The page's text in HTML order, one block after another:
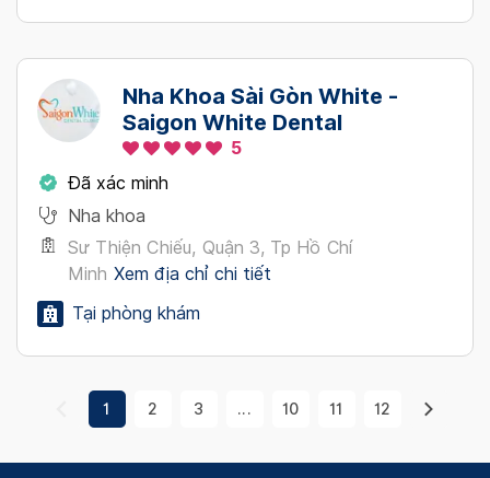
Nha Khoa Sài Gòn White -
Saigon White Dental
5
Đã xác minh
Nha khoa
Sư Thiện Chiếu, Quận 3, Tp Hồ Chí
Minh Xem địa chỉ chi tiết
Tại phòng khám
1 2 3 ... 10 11 12